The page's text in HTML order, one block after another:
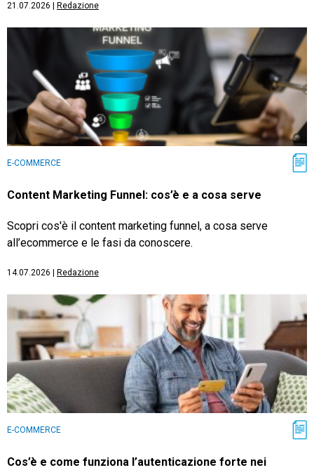
21.07.2026 Redazione
E-COMMERCE
Content Marketing Funnel: cos’è e a cosa serve
Scopri cos'è il content marketing funnel, a cosa serve
all’ecommerce e le fasi da conoscere.
14.07.2026 Redazione
E-COMMERCE
Cos’è e come funziona l’autenticazione forte nei